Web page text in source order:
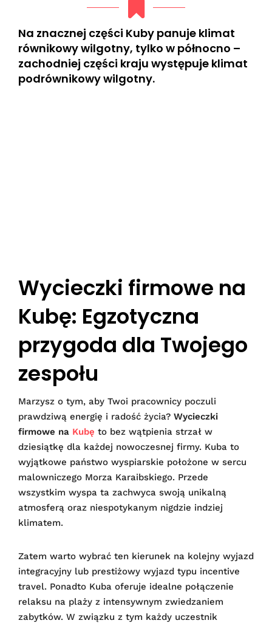
Na znacznej części Kuby panuje klimat
równikowy wilgotny, tylko w północno –
zachodniej części kraju występuje klimat
podrównikowy wilgotny.
Wycieczki firmowe na
Kubę: Egzotyczna
przygoda dla Twojego
zespołu
Marzysz o tym, aby Twoi pracownicy poczuli
prawdziwą energię i radość życia? Wycieczki
firmowe na Kubę to bez wątpienia strzał w
dziesiątkę dla każdej nowoczesnej firmy. Kuba to
wyjątkowe państwo wyspiarskie położone w sercu
malowniczego Morza Karaibskiego. Przede
wszystkim wyspa ta zachwyca swoją unikalną
atmosferą oraz niespotykanym nigdzie indziej
klimatem.
Zatem warto wybrać ten kierunek na kolejny wyjazd
integracyjny lub prestiżowy wyjazd typu incentive
travel. Ponadto Kuba oferuje idealne połączenie
relaksu na plaży z intensywnym zwiedzaniem
zabytków. W związku z tym każdy uczestnik